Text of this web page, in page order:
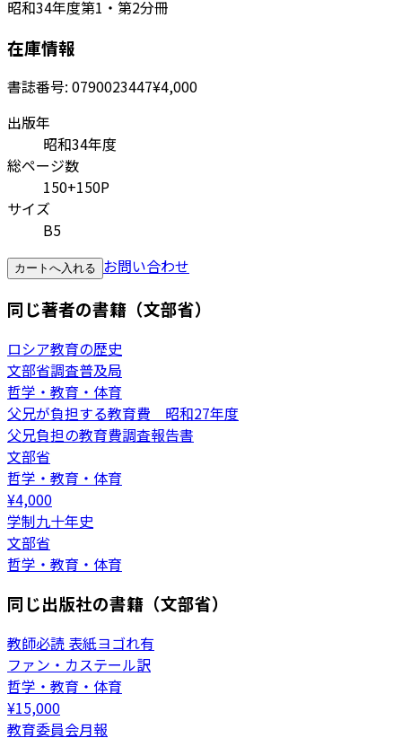
昭和34年度第1・第2分冊
在庫情報
書誌番号: 0790023447¥4,000
出版年
昭和34年度
総ページ数
150+150P
サイズ
B5
カートへ入れる お問い合わせ
同じ著者の書籍（文部省）
ロシア教育の歴史
文部省調査普及局
哲学・教育・体育
父兄が負担する教育費 昭和27年度
父兄負担の教育費調査報告書
文部省
哲学・教育・体育
¥4,000
学制九十年史
文部省
哲学・教育・体育
同じ出版社の書籍（文部省）
教師必読 表紙ヨゴれ有
ファン・カステール訳
哲学・教育・体育
¥15,000
教育委員会月報